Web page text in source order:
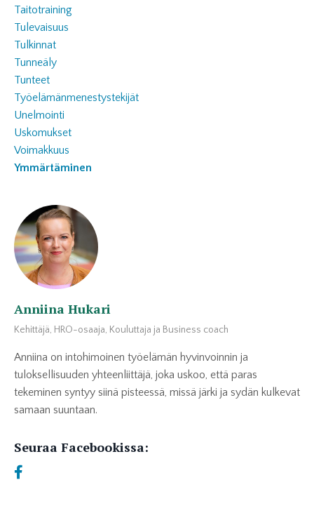
Taitotraining
Tulevaisuus
Tulkinnat
Tunneäly
Tunteet
Työelämänmenestystekijät
Unelmointi
Uskomukset
Voimakkuus
Ymmärtäminen
Anniina Hukari
Kehittäjä, HRO-osaaja, Kouluttaja ja Business coach
Anniina on intohimoinen työelämän hyvinvoinnin ja
tuloksellisuuden yhteenliittäjä, joka uskoo, että paras
tekeminen syntyy siinä pisteessä, missä järki ja sydän kulkevat
samaan suuntaan.
Seuraa Facebookissa: